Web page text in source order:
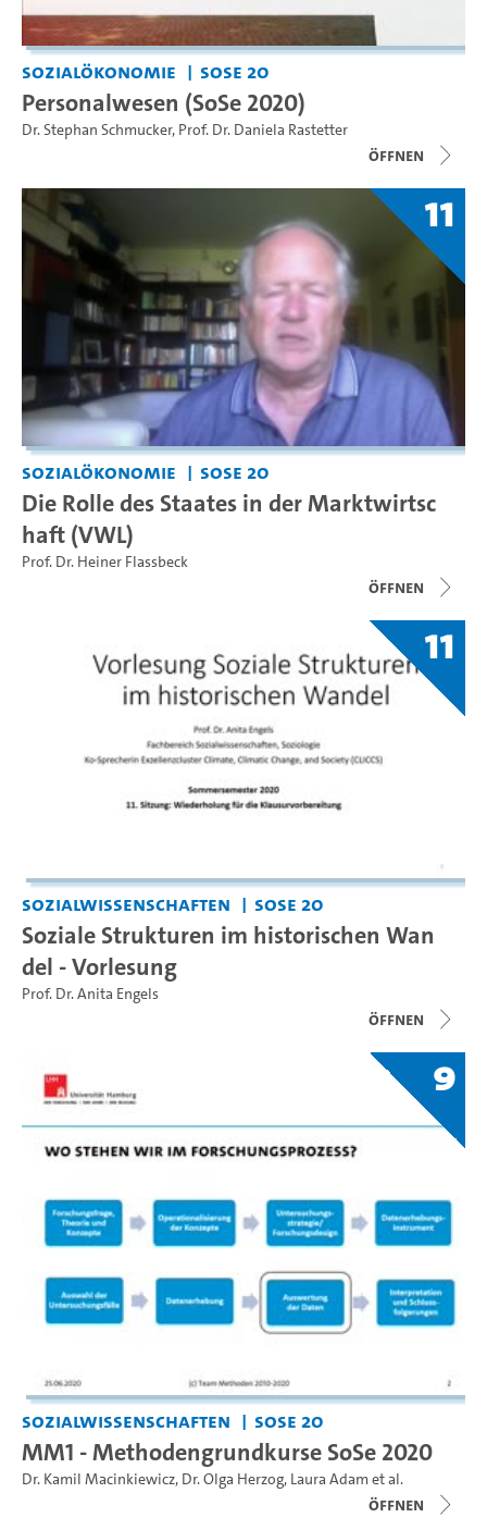
Sozialökonomie SoSe 20
Personalwesen (SoSe 2020)
Dr. Stephan Schmucker, Prof. Dr. Daniela Rastetter
Öffnen
11
Sozialökonomie SoSe 20
Die Rolle des Staates in der Marktwirtsc
haft (VWL)
Prof. Dr. Heiner Flassbeck
Öffnen
11
Sozialwissenschaften SoSe 20
Soziale Strukturen im historischen Wan
del - Vorlesung
Prof. Dr. Anita Engels
Öffnen
9
Sozialwissenschaften SoSe 20
MM1 - Methodengrundkurse SoSe 2020
Dr. Kamil Macinkiewicz, Dr. Olga Herzog, Laura Adam et al.
Öffnen